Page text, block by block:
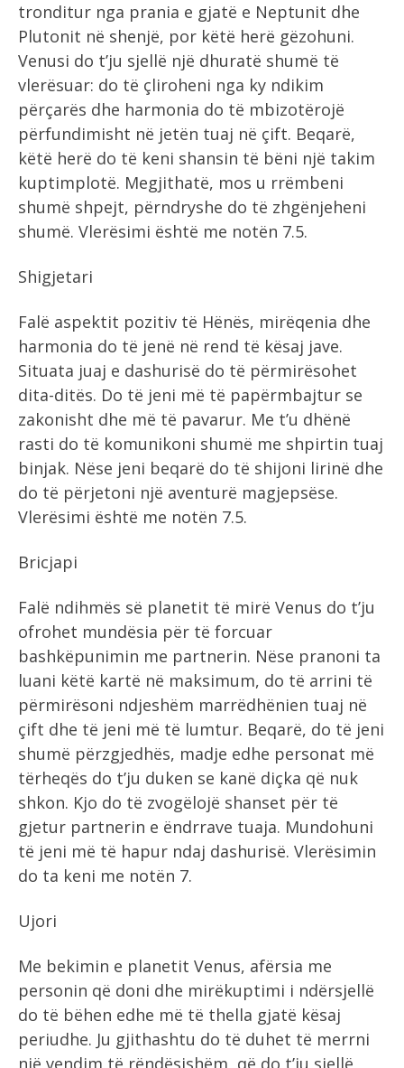
tronditur nga prania e gjatë e Neptunit dhe
Plutonit në shenjë, por këtë herë gëzohuni.
Venusi do t’ju sjellë një dhuratë shumë të
vlerësuar: do të çliroheni nga ky ndikim
përçarës dhe harmonia do të mbizotërojë
përfundimisht në jetën tuaj në çift. Beqarë,
këtë herë do të keni shansin të bëni një takim
kuptimplotë. Megjithatë, mos u rrëmbeni
shumë shpejt, përndryshe do të zhgënjeheni
shumë. Vlerësimi është me notën 7.5.
Shigjetari
Falë aspektit pozitiv të Hënës, mirëqenia dhe
harmonia do të jenë në rend të kësaj jave.
Situata juaj e dashurisë do të përmirësohet
dita-ditës. Do të jeni më të papërmbajtur se
zakonisht dhe më të pavarur. Me t’u dhënë
rasti do të komunikoni shumë me shpirtin tuaj
binjak. Nëse jeni beqarë do të shijoni lirinë dhe
do të përjetoni një aventurë magjepsëse.
Vlerësimi është me notën 7.5.
Bricjapi
Falë ndihmës së planetit të mirë Venus do t’ju ​​
ofrohet mundësia për të forcuar
bashkëpunimin me partnerin. Nëse pranoni ta
luani këtë kartë në maksimum, do të arrini të
përmirësoni ndjeshëm marrëdhënien tuaj në
çift dhe të jeni më të lumtur. Beqarë, do të jeni
shumë përzgjedhës, madje edhe personat më
tërheqës do t’ju duken se kanë diçka që nuk
shkon. Kjo do të zvogëlojë shanset për të
gjetur partnerin e ëndrrave tuaja. Mundohuni
të jeni më të hapur ndaj dashurisë. Vlerësimin
do ta keni me notën 7.
Ujori
Me bekimin e planetit Venus, afërsia me
personin që doni dhe mirëkuptimi i ndërsjellë
do të bëhen edhe më të thella gjatë kësaj
periudhe. Ju gjithashtu do të duhet të merrni
një vendim të rëndësishëm, që do t’ju sjellë